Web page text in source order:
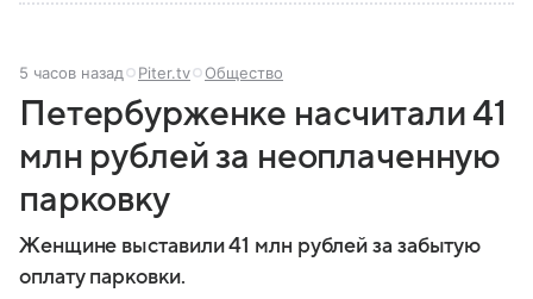
5 часов назад Piter.tv Общество
Петербурженке насчитали 41
млн рублей за неоплаченную
парковку
Женщине выставили 41 млн рублей за забытую
оплату парковки.